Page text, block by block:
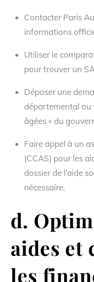
Contacter Paris
informations
Utiliser le
pour trouver un
Déposer une
départemental ou
âgées » du
Faire appel à un
(CCAS) pour les
dossier de l’aide
nécessaire.
d.
aides et
les